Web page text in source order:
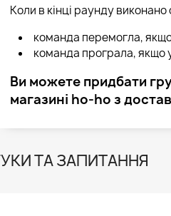
Коли в кінці раунду
команда перемогла,
команда програла, якщо
Ви можете придбати
магазині ho-ho з
ТА ЗАПИТАННЯ